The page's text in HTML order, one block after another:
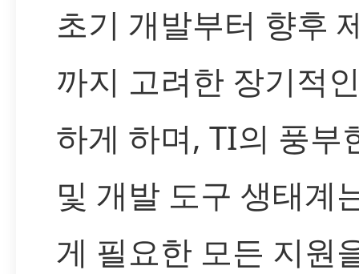
초기 개발부터 향후
까지 고려한 장기적
하게 하며, TI의 풍부
및 개발 도구 생태계
게 필요한 모든 지원